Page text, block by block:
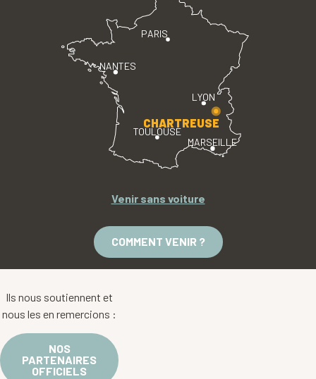
PARIS
LYON
TOULOUSE
MARSEILLE
NANTES
CHARTREUSE
Venir sans voiture
COMMENT VENIR ?
Ils nous soutiennent et
nous les en remercions :
NOS
PARTENAIRES
OFFICIELS